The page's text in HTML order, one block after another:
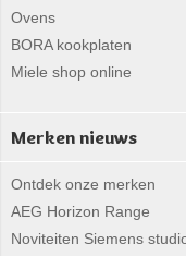
Ovens
BORA kookplaten
Miele shop online
Merken nieuws
Ontdek onze merken
AEG Horizon Range
Noviteiten Siemens